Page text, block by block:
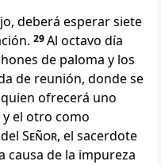
deberá esperar siete
29Al octavo día
de paloma y los
de reunión, donde se
quien ofrecerá uno
el otro como
Señor, el sacerdote
causa de la impureza